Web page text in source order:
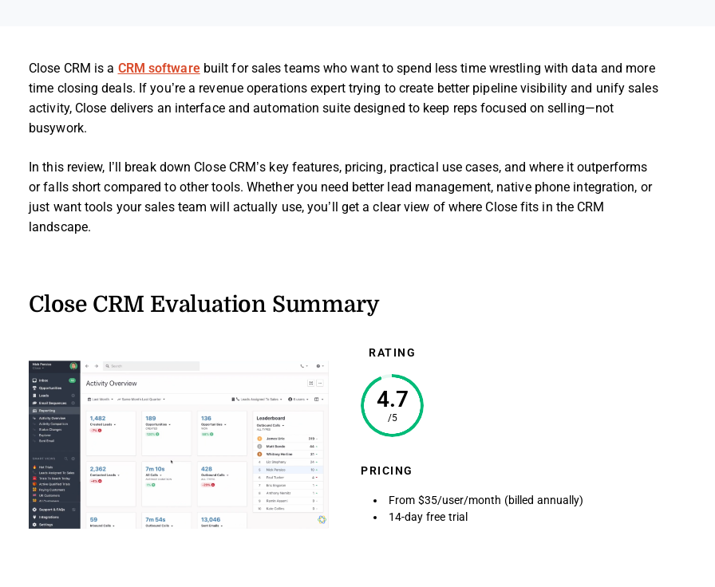
Close CRM is a CRM softwarebuilt for sales teams who want to spend less time wrestling with data and more
time closing deals. If you’re a revenue operations expert trying to create better pipeline visibility and unify sales
activity, Close delivers an interface and automation suite designed to keep reps focused on selling—not
busywork.
In this review, I’ll break down Close CRM’s key features, pricing, practical use cases, and where it outperforms
or falls short compared to other tools. Whether you need better lead management, native phone integration, or
just want tools your sales team will actually use, you’ll get a clear view of where Close fits in the CRM
landscape.
Close CRM Evaluation Summary
RATING
4.7
/5
PRICING
From $35/user/month (billed annually)
14-day free trial